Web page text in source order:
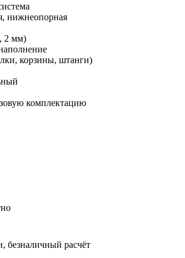
нижнеопорная
2 мм)
корзины, штанги)
комплектацию
безналичный расчёт